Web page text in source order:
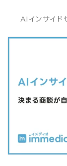
AIインサイド